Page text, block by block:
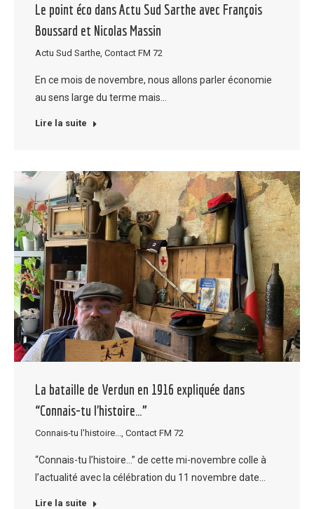
Le point éco dans Actu Sud Sarthe avec François
Boussard et Nicolas Massin
Actu Sud Sarthe Contact FM 72
En ce mois de novembre, nous allons parler économie
au sens large du terme mais…
Lire la suite
La bataille de Verdun en 1916 expliquée dans
“Connais-tu l’histoire…”
Connais-tu l'histoire... Contact FM 72
“Connais-tu l’histoire…” de cette mi-novembre colle à
l’actualité avec la célébration du 11 novembre date…
Lire la suite